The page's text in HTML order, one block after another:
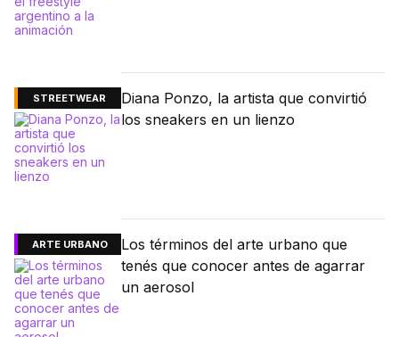
STREETWEAR
Diana Ponzo, la artista que convirtió
los sneakers en un lienzo
ARTE URBANO
Los términos del arte urbano que
tenés que conocer antes de agarrar
un aerosol